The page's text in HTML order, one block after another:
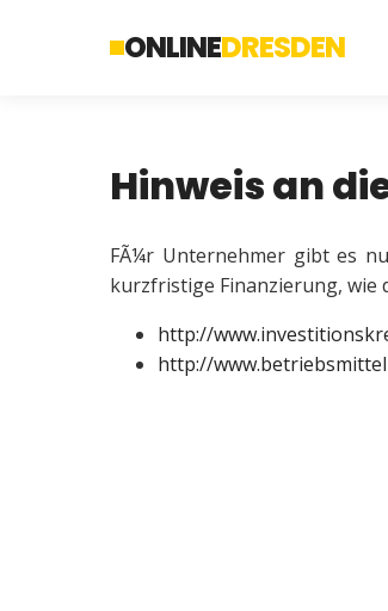
ONLINEDRESDEN
Hinweis an
FÃ¼r Unternehmer gibt es
kurzfristige Finanzierung, wie
http://
http://